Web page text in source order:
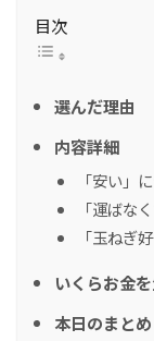
目次
選んだ理由
内容詳細
「安い」
「運ばな
「玉ねぎ
いくらお金
本日のまとめ